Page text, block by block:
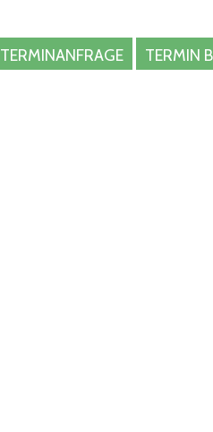
TERMINANFRAGE TERMIN